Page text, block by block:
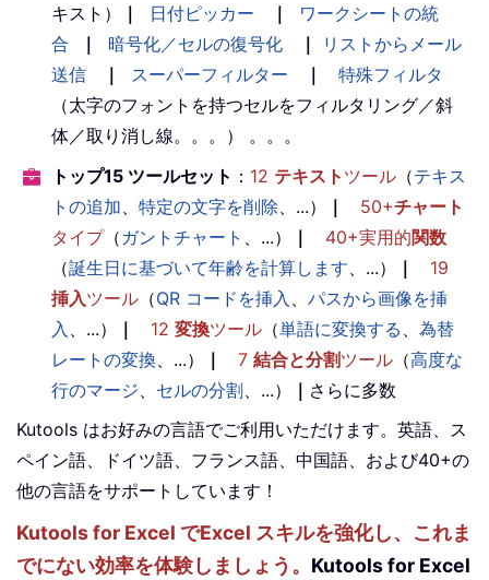
キスト）
｜ 日付ピッカー ｜
ワークシートの統
合
｜ 暗号化／セルの復号化 ｜
リストからメール
送信
｜ スーパーフィルター ｜
特殊フィルタ
（太字のフォントを持つセルをフィルタリング／斜
体／取り消し線。。。） 。。。
トップ15 ツールセット ： 12 テキスト ツール （テキス
トの追加
特定の文字を削除 、...） ｜ 50+チャート
タイプ（ ガントチャート 、...） ｜ 40+実用的関数
（誕生日に基づいて年齢を計算します 、...） ｜
19
挿入ツール （QR コードを挿入
パスから画像を挿
入
、...） ｜ 12 変換ツール （単語に変換する
為替
レートの変換 、...） ｜ 7 結合と分割ツール （高度な
行のマージ
セルの分割 、...） ｜ さらに多数
Kutools はお好みの言語でご利用いただけます。英語、ス
ペイン語、ドイツ語、フランス語、中国語、および40+の
他の言語をサポートしています！
Kutools for Excel でExcel スキルを強化し、これま
でにない効率を体験しましょう。 Kutools for Excel